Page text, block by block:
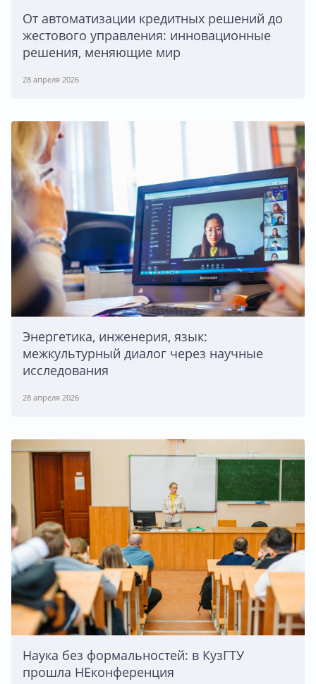
От автоматизации кредитных решений до
жестового управления: инновационные
решения, меняющие мир
28 апреля 2026
Энергетика, инженерия, язык:
межкультурный диалог через научные
исследования
28 апреля 2026
Наука без формальностей: в КузГТУ
прошла НЕконференция